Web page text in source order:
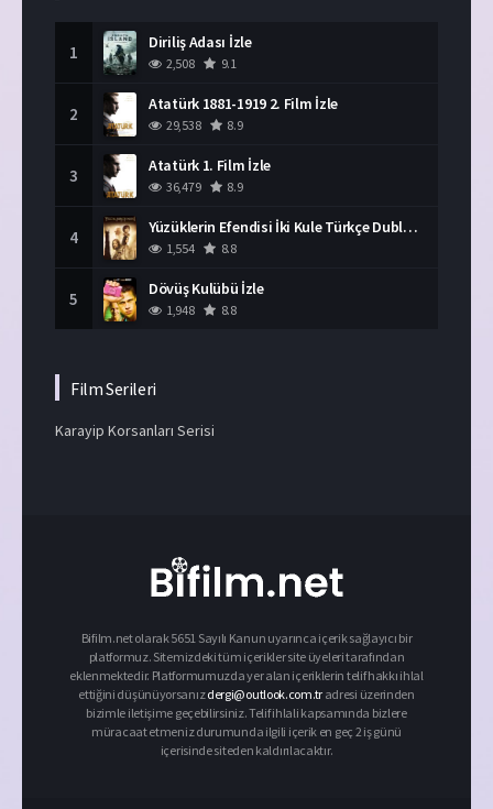
1 Diriliş Adası İzle
2,508 9.1
2 Atatürk 1881-1919 2. Film İzle
29,538 8.9
3 Atatürk 1. Film İzle
36,479 8.9
4 Yüzüklerin Efendisi İki Kule Türkçe Dublaj İzle
1,554 8.8
5 Dövüş Kulübü İzle
1,948 8.8
Film Serileri
Karayip Korsanları Serisi
Bifilm.net olarak 5651 Sayılı Kanun uyarınca içerik sağlayıcı bir
platformuz. Sitemizdeki tüm içerikler site üyeleri tarafından
eklenmektedir. Platformumuzda yer alan içeriklerin telif hakkı ihlal
ettiğini düşünüyorsanızdergi@outlook.com.tr adresi üzerinden
bizimle iletişime geçebilirsiniz. Telif ihlali kapsamında bizlere
müracaat etmeniz durumunda ilgili içerik en geç 2 iş günü
içerisinde siteden kaldırılacaktır.